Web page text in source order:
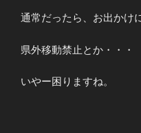
通常だったら、お出かけ
県外移動禁止とか・・・
いやー困りますね。